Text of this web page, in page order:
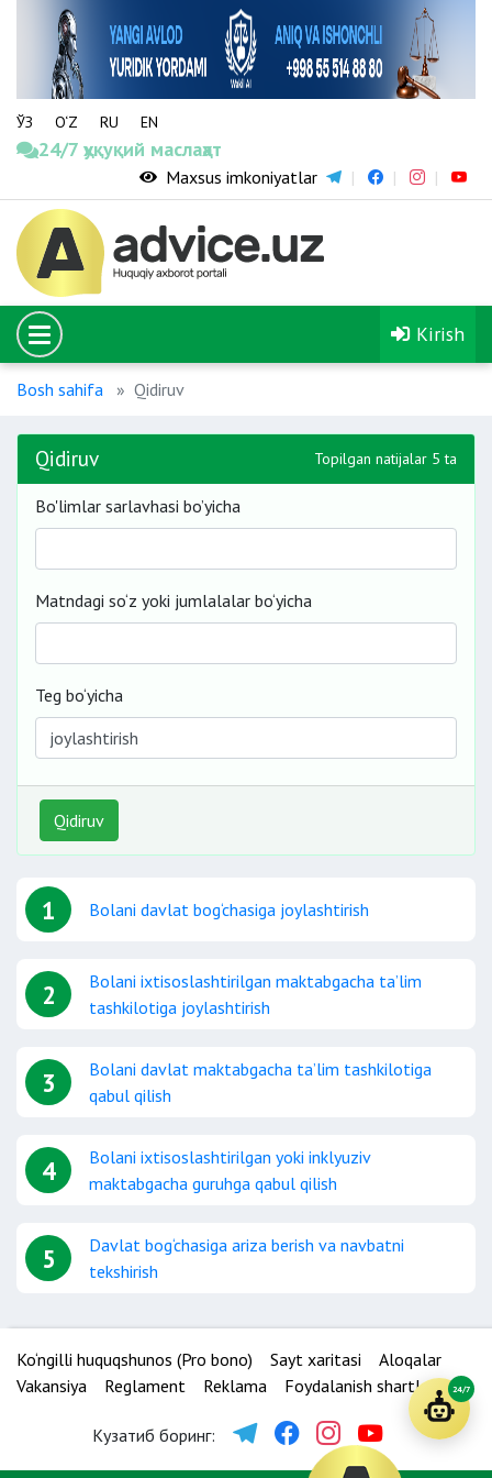
ЎЗ O‘Z RU EN
24/7 ҳуқуқий маслаҳат
Maxsus imkoniyatlar
Kirish
Bosh sahifa Qidiruv
Qidiruv Topilgan natijalar 5 ta
Bo'limlar sarlavhasi bo’yicha
Matndagi so‘z yoki jumlalalar bo‘yicha
Teg bo‘yicha
Qidiruv
1 Bolani davlat bog‘chasiga joylashtirish
2
Bolani ixtisoslashtirilgan maktabgacha ta’lim
tashkilotiga joylashtirish
3
Bolani davlat maktabgacha ta’lim tashkilotiga
qabul qilish
4
Bolani ixtisoslashtirilgan yoki inklyuziv
maktabgacha guruhga qabul qilish
5
Davlat bog‘chasiga ariza berish va navbatni
tekshirish
Ko‘ngilli huquqshunos (Pro bono) Sayt xaritasi
Aloqalar
Vakansiya
Reglament Reklama Foydalanish shartlari
Кузатиб боринг:
24/7